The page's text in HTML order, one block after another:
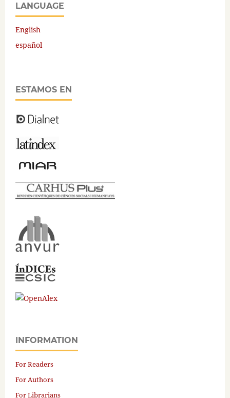
LANGUAGE
English
español
ESTAMOS EN
INFORMATION
For Readers
For Authors
For Librarians